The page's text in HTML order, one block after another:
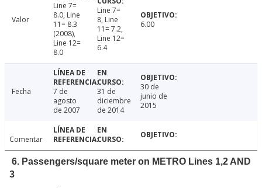
Valor
Line 7=
8.0, Line
11= 8.3
(2008),
Line 12=
8.0
Line 7=
8, Line
11= 7.2,
Line 12=
6.4
6.00
Fecha
7 de
agosto
de 2007
31 de
diciembre
de 2014
30 de
junio de
2015
Comentar
6. Passengers/square meter on METRO Lines 1,2 AND
3